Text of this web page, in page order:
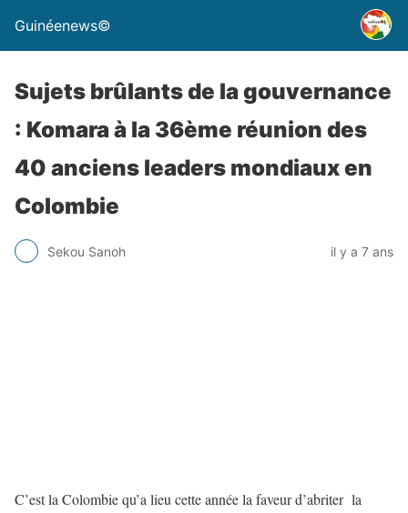
Guinéenews©
Sujets brûlants de la gouvernance
: Komara à la 36ème réunion des
40 anciens leaders mondiaux en
Colombie
Sekou Sanoh il y a 7 ans
C’est la Colombie qu’a lieu cette année la faveur d’abriter la